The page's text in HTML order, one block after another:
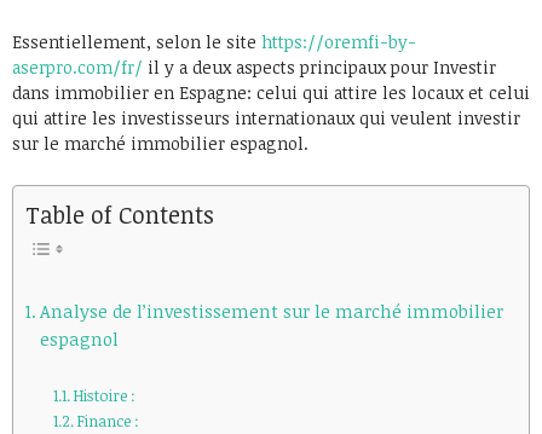
Essentiellement, selon le site https://oremfi-by-
aserpro.com/fr/ il y a deux aspects principaux pour Investir
dans immobilier en Espagne: celui qui attire les locaux et celui
qui attire les investisseurs internationaux qui veulent investir
sur le marché immobilier espagnol.
Table of Contents
Analyse de l’investissement sur le marché immobilier
espagnol
Histoire :
Finance :